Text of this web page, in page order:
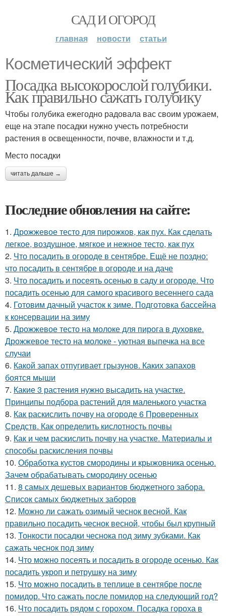
САД И ОГОРОД
главная новости статьи
Косметический эффект
Посадка высокорослой голубики.
Как правильно сажать голубику
Чтобы голубика ежегодно радовала вас своим урожаем,
еще на этапе посадки нужно учесть потребности
растения в освещенности, почве, влажности и т.д.
Место посадки
читать дальше →
Последние обновления на сайте:
1. Дрожжевое тесто для пирожков, как пух. Как сделать
легкое, воздушное, мягкое и нежное тесто, как пух
2. Что посадить в огороде в сентябре. Ещё не поздно:
что посадить в сентябре в огороде и на даче
3. Что посадить и посеять осенью в саду и огороде. Что
посадить осенью для самого красивого весеннего сада
4. Готовим дачный участок к зиме. Подготовка бассейна
к консервации на зиму
5. Дрожжевое тесто на молоке для пирога в духовке.
Дрожжевое тесто на молоке - уютная выпечка на все
случаи
6. Какой запах отпугивает грызунов. Каких запахов
боятся мыши
7. Какие 3 растения нужно высадить на участке.
Принципы подбора растений для маленького участка
8. Как раскислить почву на огороде 6 Проверенных
Средств. Как определить кислотность почвы
9. Как и чем раскислить почву на участке. Материалы и
способы раскисления почвы
10. Обработка кустов смородины и крыжовника осенью.
Зачем обрабатывать смородину осенью
11. 8 самых дешевых вариантов бюджетного забора.
Список самых бюджетных заборов
12. Можно ли сажать озимый чеснок весной. Как
правильно посадить чеснок весной, чтобы был крупный
13. Тонкости посадки чеснока под зиму зубками. Как
сажать чеснок под зиму
14. Что можно посеять и посадить в огороде осенью. Как
посадить укроп и петрушку на зиму
15. Что можно посадить в теплице в сентябре после
помидор. Что сажать после помидор на следующий год?
16. Что посадить рядом с горохом. Посадка гороха в